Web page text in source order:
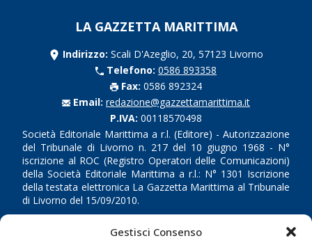
Gestisci Consenso
LA GAZZETTA MARITTIMA
Indirizzo: Scali D'Azeglio, 20, 57123 Livorno
Telefono: 0586 893358
Fax: 0586 892324
Email: redazione@gazzettamarittima.it
P.IVA: 00118570498
Società Editoriale Marittima a r.l. (Editore) - Autorizzazione
del Tribunale di Livorno n. 217 del 10 giugno 1968 - N°
iscrizione al ROC (Registro Operatori delle Comunicazioni)
della Società Editoriale Marittima a r.l.: N° 1301 Iscrizione
della testata elettronica La Gazzetta Marittima al Tribunale
di Livorno del 15/09/2010.
LINK